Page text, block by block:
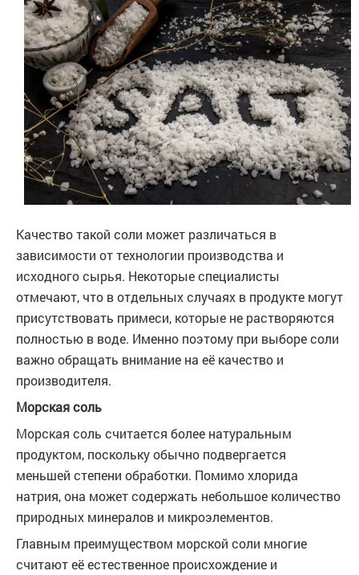
Качество такой соли может различаться в
зависимости от технологии производства и
исходного сырья. Некоторые специалисты
отмечают, что в отдельных случаях в продукте могут
присутствовать примеси, которые не растворяются
полностью в воде. Именно поэтому при выборе соли
важно обращать внимание на её качество и
производителя.
Морская соль
Морская соль считается более натуральным
продуктом, поскольку обычно подвергается
меньшей степени обработки. Помимо хлорида
натрия, она может содержать небольшое количество
природных минералов и микроэлементов.
Главным преимуществом морской соли многие
считают её естественное происхождение и